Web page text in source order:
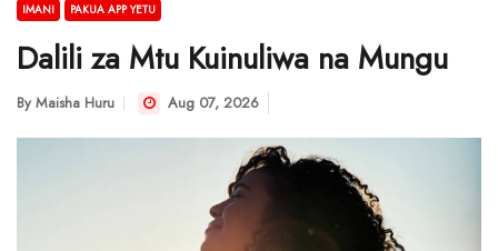
IMANI PAKUA APP YETU
Dalili za Mtu Kuinuliwa na Mungu
By Maisha Huru Aug 07, 2026